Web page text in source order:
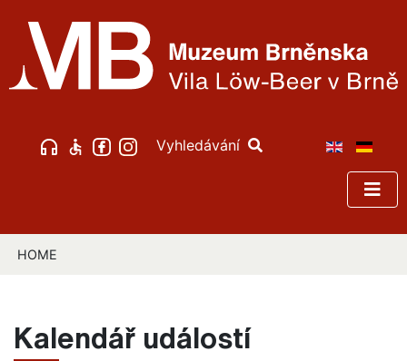
Vyhledávání
HOME
Kalendář událostí